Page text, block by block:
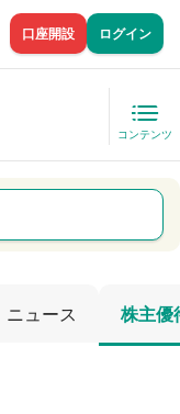
口座開設 ログイン
コンテンツ
ニュース 株主優